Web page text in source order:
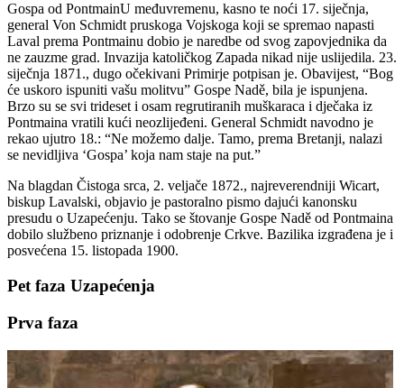
Gospa od PontmainU međuvremenu, kasno te noći 17. siječnja,
general Von Schmidt pruskoga Vojskoga koji se spremao napasti
Laval prema Pontmainu dobio je naredbe od svog zapovjednika da
ne zauzme grad. Invazija katoličkog Zapada nikad nije uslijedila. 23.
siječnja 1871., dugo očekivani Primirje potpisan je. Obavijest, “Bog
će uskoro ispuniti vašu molitvu” Gospe Nadě, bila je ispunjena.
Brzo su se svi trideset i osam regrutiranih muškaraca i dječaka iz
Pontmaina vratili kući neozlijeđeni. General Schmidt navodno je
rekao ujutro 18.: “Ne možemo dalje. Tamo, prema Bretanji, nalazi
se nevidljiva ‘Gospa’ koja nam staje na put.”
Na blagdan Čistoga srca, 2. veljače 1872., najreverendniji Wicart,
biskup Lavalski, objavio je pastoralno pismo dajući kanonsku
presudu o Uzapećenju. Tako se štovanje Gospe Nadě od Pontmaina
dobilo službeno priznanje i odobrenje Crkve. Bazilika izgrađena je i
posvećena 15. listopada 1900.
Pet faza Uzapećenja
Prva faza